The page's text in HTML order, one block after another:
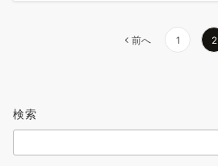
ー
ジ
送
前へ 1 2
検索